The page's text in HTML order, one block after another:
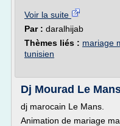
Voir la suite
Par : daralhijab
Thèmes liés : mariage
tunisien
Dj Mourad Le
dj marocain Le Mans.
Animation de mariage